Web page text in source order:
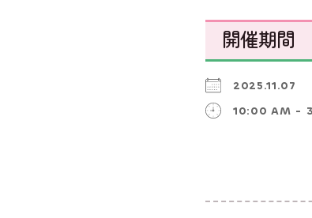
開催期間
2025.11.07
10:00 AM -